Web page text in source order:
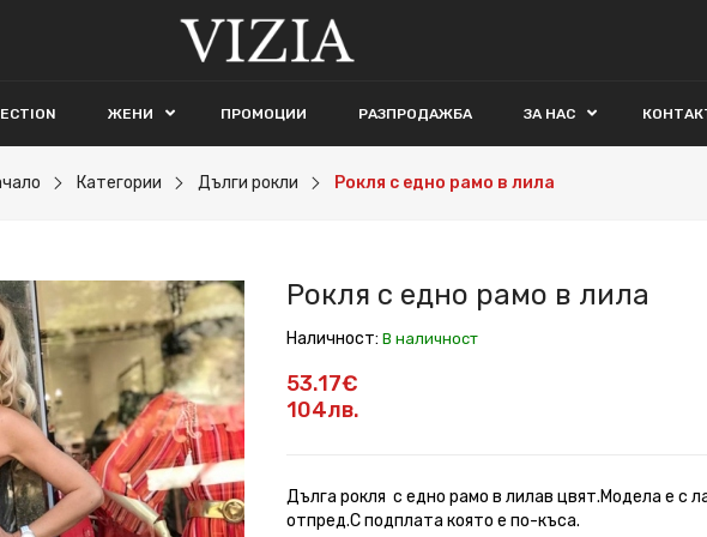
ВАШАТА
ЖЕНИ ПРОМОЦИИ РАЗПРОДАЖБА ЗА НАС
Категории Дълги рокли Рокля с едно рамо в лила
Рокля с едно рамо в лила
Наличност: В наличност
53.17€
104лв.
Дълга рокля с едно рамо в лилав цвят.Модела е с
отпред.С подплата която е по-къса.